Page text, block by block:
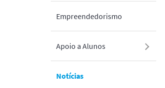
Empreendedorismo
Apoio a Alunos
Notícias